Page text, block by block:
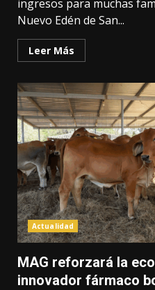
ingresos para muchas
Nuevo Edén de San...
Leer Más
Actualidad
MAG reforzará la
innovador fármaco